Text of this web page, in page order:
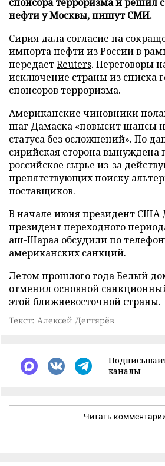
нефти у Москвы, пишут СМИ.
Сирия дала согласие на
импорта нефти из России в
передаетReuters. Переговоры
исключение страны из списка
спонсоров терроризма.
Американские чиновники
шаг Дамаска «повысит шансы
статуса без осложнений». По
сирийская сторона вынуждена
российское сырье из-за
препятствующих поиску
поставщиков.
В начале июня президент США
президент переходного
аш-Шараа обсудилипо
американских санкций.
Летом прошлого года Белый
отменил основной
этой ближневосточной страны.
Текст: Алексей Дегтярёв
каналы
Читать